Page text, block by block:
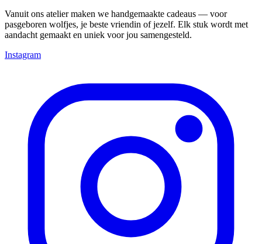
Vanuit ons atelier maken we handgemaakte cadeaus — voor
pasgeboren wolfjes, je beste vriendin of jezelf. Elk stuk wordt met
aandacht gemaakt en uniek voor jou samengesteld.
Instagram